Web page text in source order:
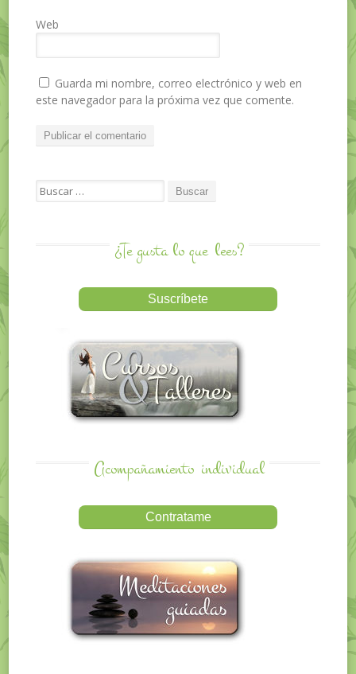
Web
Guarda mi nombre, correo electrónico y web en
este navegador para la próxima vez que comente.
Search for:
¿Te gusta lo que lees?
Acompañamiento individual